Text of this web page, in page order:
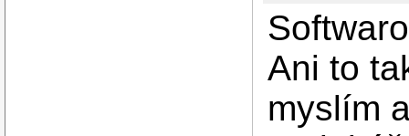
Ani to
myslím